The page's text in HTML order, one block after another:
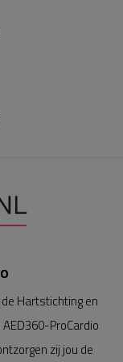
Hartstichting en
ProCardio
zij jou de